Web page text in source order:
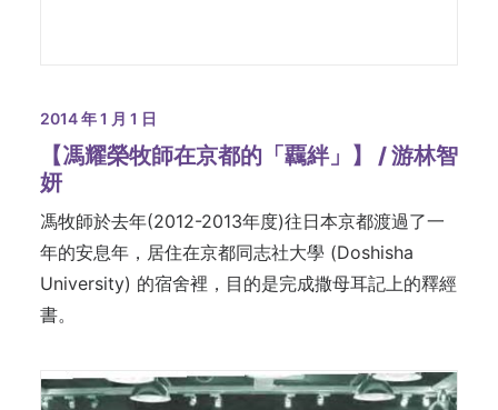
2014 年 1 月 1 日
【馮耀榮牧師在京都的「覊絆」】 / 游林智
妍
馮牧師於去年(2012-2013年度)往日本京都渡過了一
年的安息年，居住在京都同志社大學 (Doshisha
University) 的宿舍裡，目的是完成撒母耳記上的釋經
書。